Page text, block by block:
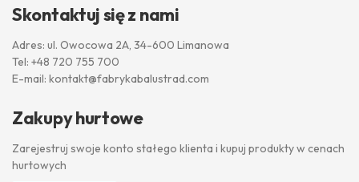
Skontaktuj się z nami
Adres: ul. Owocowa 2A, 34-600 Limanowa
Tel: +48 720 755 700
E-mail: kontakt@fabrykabalustrad.com
Zakupy hurtowe
Zarejestruj swoje konto stałego klienta i kupuj produkty w cenach
hurtowych